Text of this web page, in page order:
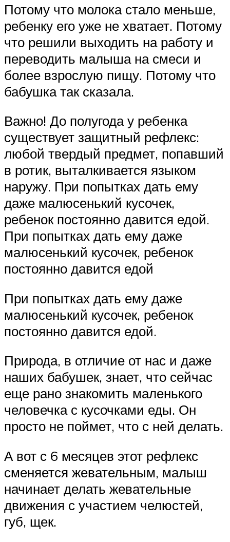
Потому что молока стало меньше,
ребенку его уже не хватает. Потому
что решили выходить на работу и
переводить малыша на смеси и
более взрослую пищу. Потому что
бабушка так сказала.
Важно! До полугода у ребенка
существует защитный рефлекс:
любой твердый предмет, попавший
в ротик, выталкивается языком
наружу. При попытках дать ему
даже малюсенький кусочек,
ребенок постоянно давится едой.
При попытках дать ему даже
малюсенький кусочек, ребенок
постоянно давится едой
При попытках дать ему даже
малюсенький кусочек, ребенок
постоянно давится едой.
Природа, в отличие от нас и даже
наших бабушек, знает, что сейчас
еще рано знакомить маленького
человечка с кусочками еды. Он
просто не поймет, что с ней делать.
А вот с 6 месяцев этот рефлекс
сменяется жевательным, малыш
начинает делать жевательные
движения с участием челюстей,
губ, щек.